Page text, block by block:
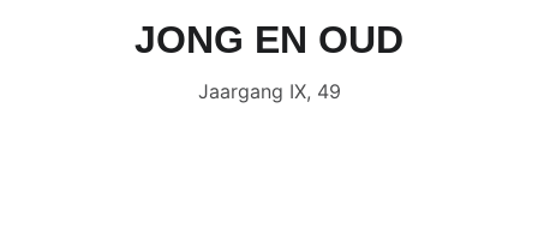
JONG EN OUD
Jaargang IX, 49